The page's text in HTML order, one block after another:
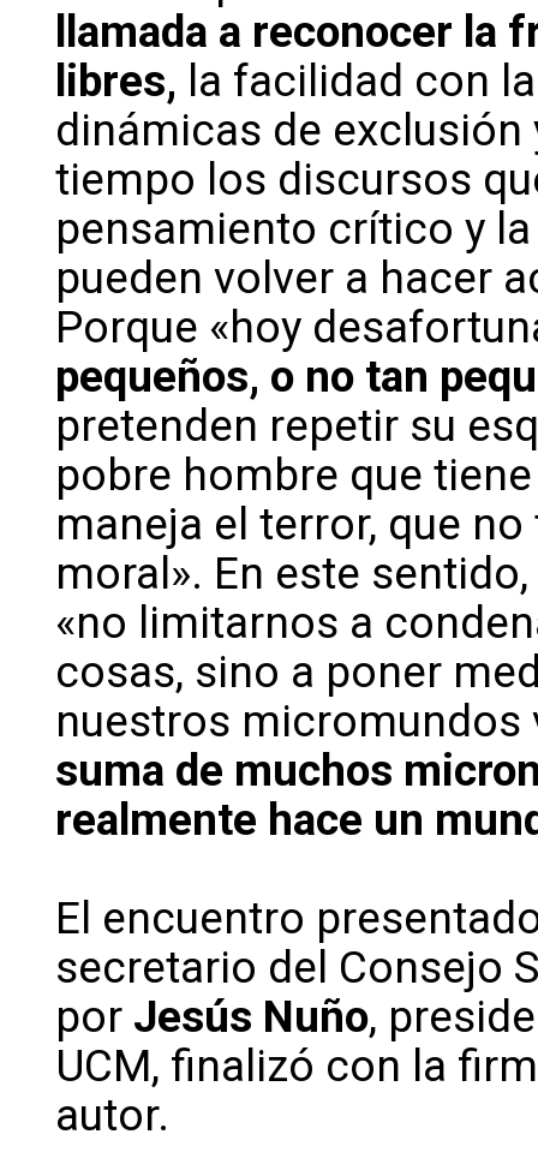
llamada a reconocer la
libres, la facilidad con
dinámicas de
tiempo los discursos
pensamiento crítico y
pueden volver a hacer
Porque «hoy
pequeños, o no tan
pretenden repetir su
pobre hombre que
maneja el terror, que
moral». En este
«no limitarnos a
cosas, sino a poner
nuestros micromundos
suma de muchos
realmente hace un
El encuentro
secretario del Consejo
por Jesús Nuño,
UCM, finalizó con la
autor.